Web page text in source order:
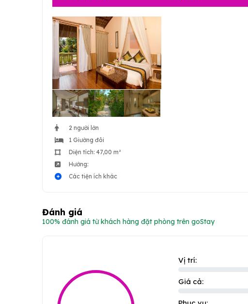
2 người lớn
1 Giường đôi
Diện tích: 47,00 m²
Hướng:
Các tiện ích khác
Đánh giá
100% đánh giá từ khách hàng đặt phòng trên goStay
Vị trí:
Giá cả: